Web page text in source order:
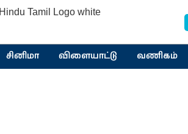
சினிமா விளையாட்டு வணிகம்